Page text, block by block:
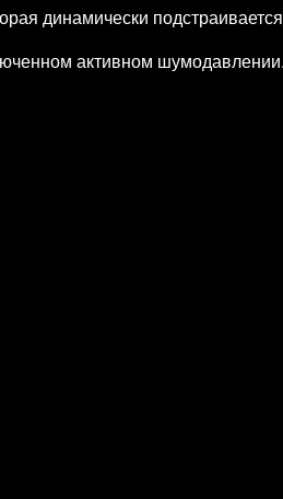
динамически
активном шумодавлении.